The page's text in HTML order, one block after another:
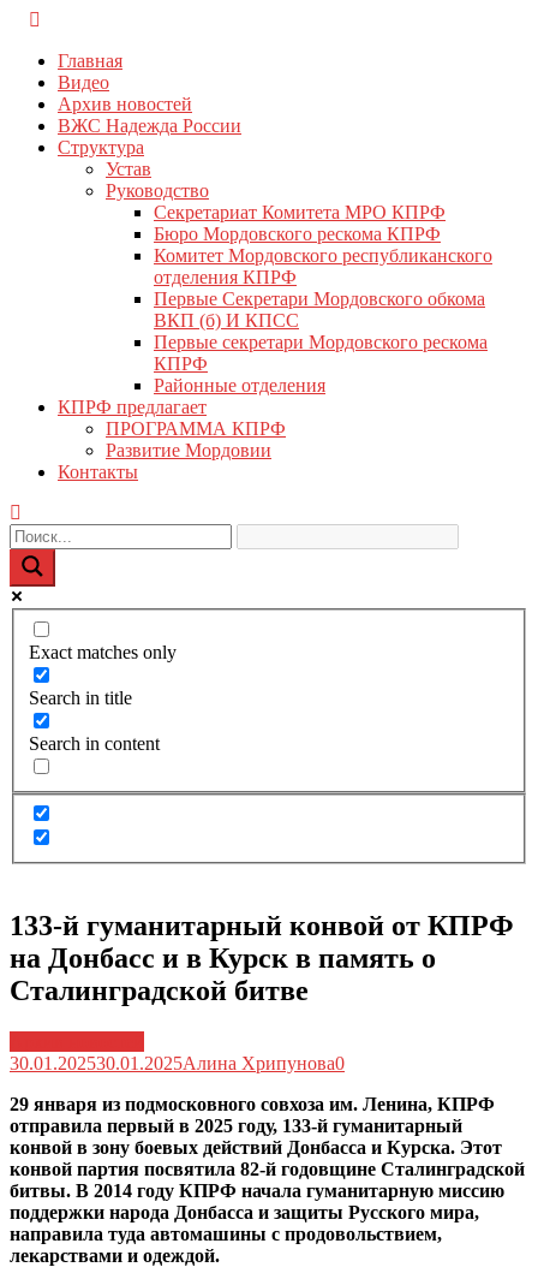
Перейти
содержимому
Главная
Видео
Архив новостей
ВЖС Надежда России
Структура
Устав
Руководство
Секретариат Комитета МРО КПРФ
Бюро Мордовского рескома КПРФ
Комитет Мордовского республиканского
отделения КПРФ
Первые Секретари Мордовского обкома
ВКП (б) И КПСС
Первые секретари Мордовского рескома
КПРФ
Районные отделения
КПРФ предлагает
ПРОГРАММА КПРФ
Развитие Мордовии
Контакты
Exact matches only
Search in title
Search in content
133-й гуманитарный конвой от КПРФ
на Донбасс и в Курск в память о
Сталинградской битве
30.01.202530.01.2025Алина Хрипунова0
29 января из подмосковного совхоза им. Ленина, КПРФ
отправила первый в 2025 году, 133-й гуманитарный
конвой в зону боевых действий Донбасса и Курска. Этот
конвой партия посвятила 82-й годовщине Сталинградской
битвы. В 2014 году КПРФ начала гуманитарную миссию
поддержки народа Донбасса и защиты Русского мира,
направила туда автомашины с продовольствием,
лекарствами и одеждой.